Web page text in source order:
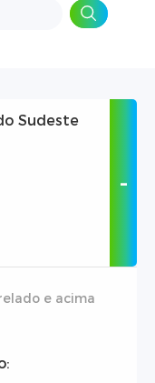
Sudeste
e acima